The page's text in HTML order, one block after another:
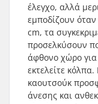
έλεγχο, αλλά
εμποδίζουν
cm, τα
προσελκύσουν
άφθονο χώρο για
εκτελείτε
καουτσούκ
άνεσης και